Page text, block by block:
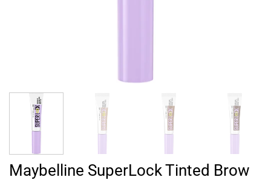
Maybelline SuperLock Tinted Brow